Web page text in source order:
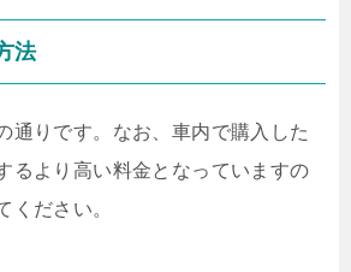
法
りです。なお、車内で購入した
るより高い料金となっていますの
ください。